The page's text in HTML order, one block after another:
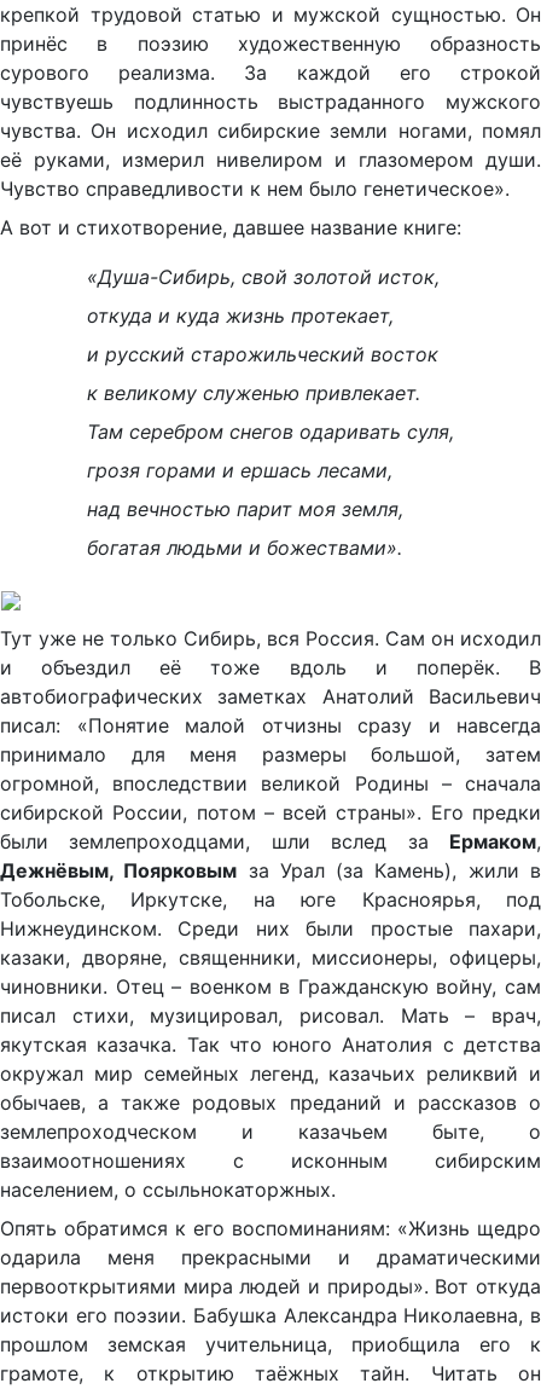
крепкой трудовой статью и мужской сущностью. Он
принёс в поэзию художественную образность
сурового реализма. За каждой его строкой
чувствуешь подлинность выстраданного мужского
чувства. Он исходил сибирские земли ногами, помял
её руками, измерил нивелиром и глазомером души.
Чувство справедливости к нем было генетическое».
А вот и стихотворение, давшее название книге:
«Душа-Сибирь, свой золотой исток,
откуда и куда жизнь протекает,
и русский старожильческий восток
к великому служенью привлекает.
Там серебром снегов одаривать суля,
грозя горами и ершась лесами,
над вечностью парит моя земля,
богатая людьми и божествами».
Тут уже не только Сибирь, вся Россия. Сам он исходил
и объездил её тоже вдоль и поперёк. В
автобиографических заметках Анатолий Васильевич
писал: «Понятие малой отчизны сразу и навсегда
принимало для меня размеры большой, затем
огромной, впоследствии великой Родины – сначала
сибирской России, потом – всей страны». Его предки
были землепроходцами, шли вслед за Ермаком,
Дежнёвым, Поярковым за Урал (за Камень), жили в
Тобольске, Иркутске, на юге Красноярья, под
Нижнеудинском. Среди них были простые пахари,
казаки, дворяне, священники, миссионеры, офицеры,
чиновники. Отец – военком в Гражданскую войну, сам
писал стихи, музицировал, рисовал. Мать – врач,
якутская казачка. Так что юного Анатолия с детства
окружал мир семейных легенд, казачьих реликвий и
обычаев, а также родовых преданий и рассказов о
землепроходческом и казачьем быте, о
взаимоотношениях с исконным сибирским
населением, о ссыльнокаторжных.
Опять обратимся к его воспоминаниям: «Жизнь щедро
одарила меня прекрасными и драматическими
первооткрытиями мира людей и природы». Вот откуда
истоки его поэзии. Бабушка Александра Николаевна, в
прошлом земская учительница, приобщила его к
грамоте, к открытию таёжных тайн. Читать он